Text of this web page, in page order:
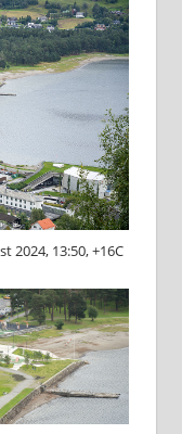
2024, 13:50, +16C